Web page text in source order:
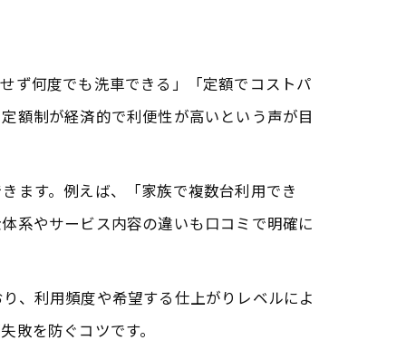
ず何度でも洗車できる」「定額でコストパ
額制が経済的で利便性が高いという声が目
ます。例えば、「家族で複数台利用でき
系やサービス内容の違いも口コミで明確に
、利用頻度や希望する仕上がりレベルによ
敗を防ぐコツです。